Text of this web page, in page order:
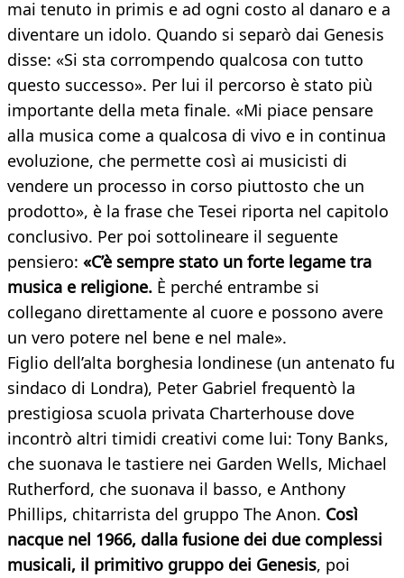
mai tenuto in primis e ad ogni costo al danaro e a
diventare un idolo. Quando si separò dai Genesis
disse: «Si sta corrompendo qualcosa con tutto
questo successo». Per lui il percorso è stato più
importante della meta finale. «Mi piace pensare
alla musica come a qualcosa di vivo e in continua
evoluzione, che permette così ai musicisti di
vendere un processo in corso piuttosto che un
prodotto», è la frase che Tesei riporta nel capitolo
conclusivo. Per poi sottolineare il seguente
pensiero: «C’è sempre stato un forte legame tra
musica e religione. È perché entrambe si
collegano direttamente al cuore e possono avere
un vero potere nel bene e nel male».
Figlio dell’alta borghesia londinese (un antenato fu
sindaco di Londra), Peter Gabriel frequentò la
prestigiosa scuola privata Charterhouse dove
incontrò altri timidi creativi come lui: Tony Banks,
che suonava le tastiere nei Garden Wells, Michael
Rutherford, che suonava il basso, e Anthony
Phillips, chitarrista del gruppo The Anon. Così
nacque nel 1966, dalla fusione dei due complessi
musicali, il primitivo gruppo dei Genesis, poi